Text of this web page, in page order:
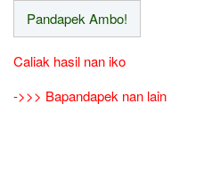
Caliak hasil nan iko
->>> Bapandapek nan lain